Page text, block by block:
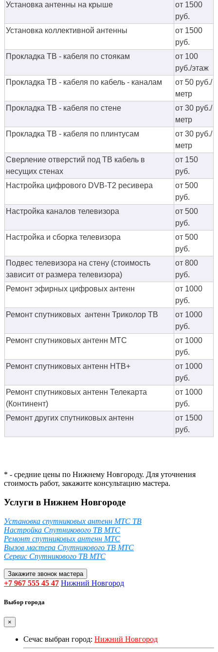
Установка антенны на крыше
от 1500
руб.
Установка коллективной антенны
от 1500
руб.
Прокладка ТВ - кабеля по стоякам
от 100
руб./этаж
Прокладка ТВ - кабеля по кабель - каналам
от 50 руб./
метр
Прокладка ТВ - кабеля по стене
от 30 руб./
метр
Прокладка ТВ - кабеля по плинтусам
от 30 руб./
метр
Сверление отверстий под ТВ кабель в
несущих стенах
от 150
руб.
Настройка цифрового DVB-T2 ресивера
от 500
руб.
Настройка каналов телевизора
от 500
руб.
Настройка и сборка телевизора
от 500
руб.
Подвес телевизора на стену (стоимость
зависит от размера телевизора)
от 800
руб.
Ремонт эфирных цифровых антенн
от 1000
руб.
Ремонт спутниковых антенн Триколор ТВ
от 1000
руб.
Ремонт спутниковых антенн МТС
от 1000
руб.
Ремонт спутниковых антенн НТВ+
от 1000
руб.
Ремонт спутниковых антенн Телекарта
(Континент)
от 1000
руб.
Ремонт других спутниковых антенн
от 1500
руб.
* - средние цены по Нижнему Новгороду. Для уточнения
стоимость работ, закажите консультацию мастера.
Услуги в Нижнем Новгороде
Установка спутниковых антенн МТС ТВ
Настройка Спутникового ТВ МТС
Ремонт спутниковых антенн МТС
Вызов мастера Спутникового ТВ МТС
Сервис Спутникового ТВ МТС
Закажите звонок мастера
+7 967 555 45 47 Нижний Новгород
Выбор города
×
Сечас выбран город: Нижний Новгород